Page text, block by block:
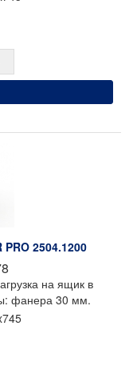
(RAL 5005)
2504.1200
на ящик в
фанера 30 мм.
745